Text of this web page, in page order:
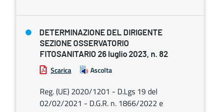
DETERMINAZIONE DEL DIRIGENTE
SEZIONE OSSERVATORIO
FITOSANITARIO 26 luglio 2023, n. 82
Scarica Ascolta
Reg. (UE) 2020/1201 - D.Lgs 19 del
02/02/2021 - D.G.R. n. 1866/2022 e